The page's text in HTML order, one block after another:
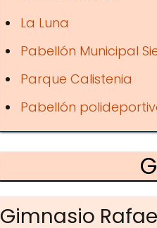
La Luna
Pabellón Municipal
Parque Calistenia
Pabellón
Gimnasio